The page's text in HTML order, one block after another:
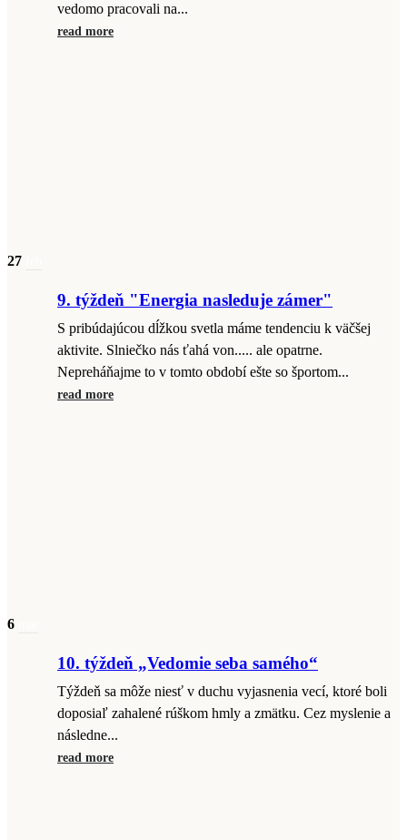
vedomo pracovali na...
read more
27
9. týždeň "Energia nasleduje zámer"
S pribúdajúcou dĺžkou svetla máme tendenciu k väčšej
aktivite. Slniečko nás ťahá von..... ale opatrne.
Nepreháňajme to v tomto období ešte so športom...
read more
6
10. týždeň „Vedomie seba samého“
Týždeň sa môže niesť v duchu vyjasnenia vecí, ktoré boli
doposiaľ zahalené rúškom hmly a zmätku. Cez myslenie a
následne...
read more